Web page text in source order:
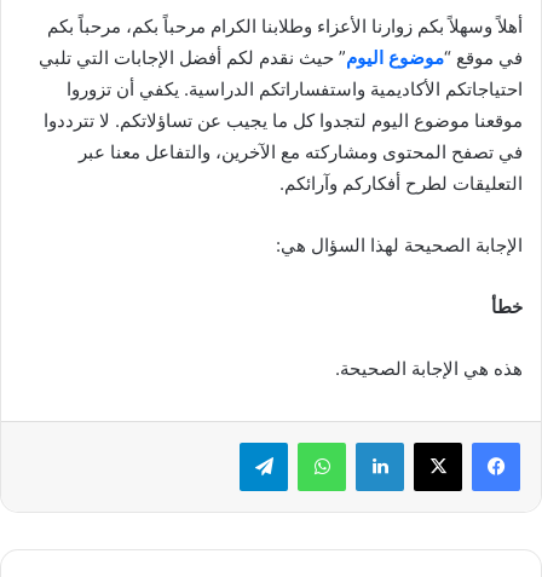
أهلاً وسهلاً بكم زوارنا الأعزاء وطلابنا الكرام مرحباً بكم، مرحباً بكم
في موقع “موضوع اليوم” حيث نقدم لكم أفضل الإجابات التي تلبي
احتياجاتكم الأكاديمية واستفساراتكم الدراسية. يكفي أن تزوروا
موقعنا موضوع اليوم لتجدوا كل ما يجيب عن تساؤلاتكم. لا تترددوا
في تصفح المحتوى ومشاركته مع الآخرين، والتفاعل معنا عبر
التعليقات لطرح أفكاركم وآرائكم.
الإجابة الصحيحة لهذا السؤال هي:
خطأ
هذه هي الإجابة الصحيحة.
لينكدإن واتساب تيلقرام